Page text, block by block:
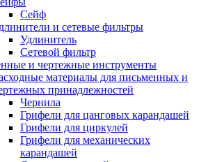
Сейф
и сетевые фильтры
Удлинитель
Сетевой фильтр
и чертежные инструменты
материалы для письменных и
принадлежностей
Чернила
Грифели для цанговых карандашей
Грифели для циркулей
Грифели для механических
карандашей